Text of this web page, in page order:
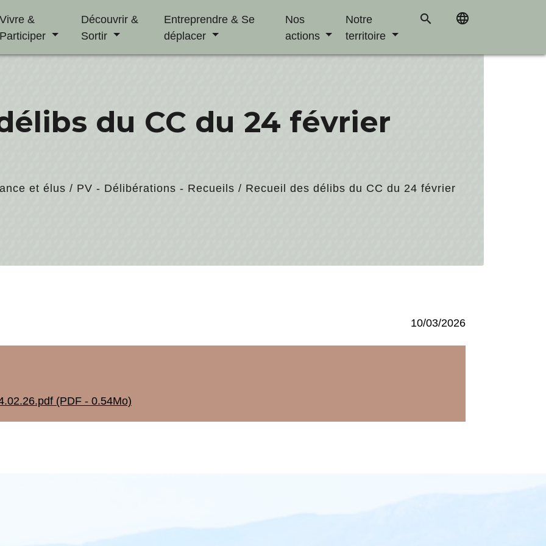
Vivre &
Participer
Découvrir &
Sortir
Entreprendre & Se
déplacer
Nos
actions
Notre
territoire
search language
du CC du 24 février
et élus / PV - Délibérations - Recueils / Recueil des délibs du CC du 24 février
10/03/2026
(PDF - 0.54Mo)